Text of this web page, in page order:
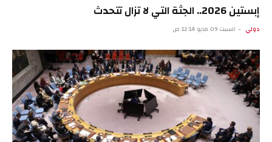
إبستين 2026.. الجثة التي لا تزال تتحدث
دولي السبت 09 مايو 12:14 ص